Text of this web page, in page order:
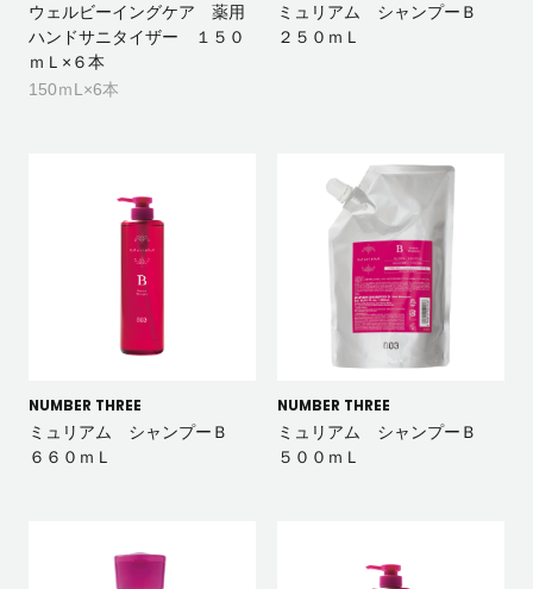
ウェルビーイングケア 薬用
ハンドサニタイザー １５０
ｍＬ×６本
150ｍL×6本
ミュリアム シャンプーＢ
２５０ｍＬ
NUMBER THREE
ミュリアム シャンプーＢ
６６０ｍＬ
NUMBER THREE
ミュリアム シャンプーＢ
５００ｍＬ